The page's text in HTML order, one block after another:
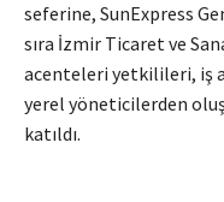
seferine, SunExpress
sıra İzmir Ticaret ve
acenteleri yetkilileri, iş
yerel yöneticilerden
katıldı.